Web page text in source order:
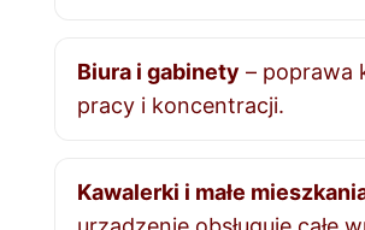
Biura i gabinety – poprawa
pracy i koncentracji.
Kawalerki i małe